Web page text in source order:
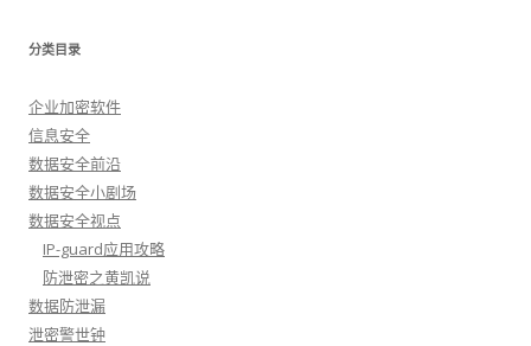
分类目录
企业加密软件
信息安全
数据安全前沿
数据安全小剧场
数据安全视点
IP-guard应用攻略
防泄密之黄凯说
数据防泄漏
泄密警世钟